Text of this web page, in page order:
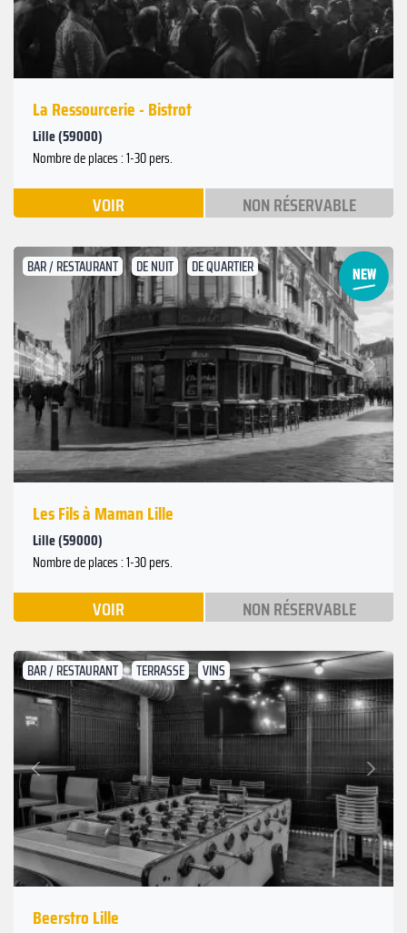
La Ressourcerie - Bistrot
Lille (59000)
Nombre de places : 1-30 pers.
VOIR NON RÉSERVABLE
BAR / RESTAURANT DE NUIT DE QUARTIER
Précédent
Suivant
Les Fils à Maman Lille
Lille (59000)
Nombre de places : 1-30 pers.
VOIR NON RÉSERVABLE
BAR / RESTAURANT TERRASSE VINS
Précédent
Suivant
Beerstro Lille